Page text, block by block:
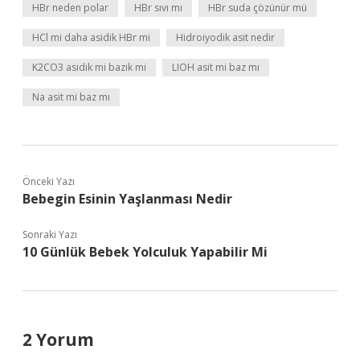
HBr neden polar HBr sıvı mı HBr suda çözünür mü
HCl mi daha asidik HBr mi Hidroiyodik asit nedir
K2CO3 asidik mi bazik mi LIOH asit mi baz mı
Na asit mi baz mı
Önceki Yazı
Bebegin Esinin Yaşlanması Nedir
Sonraki Yazı
10 Günlük Bebek Yolculuk Yapabilir Mi
2 Yorum